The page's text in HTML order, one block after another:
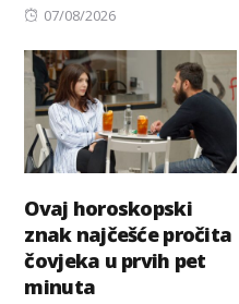
Posted
07/08/2026
Ovaj horoskopski
znak najčešće pročita
čovjeka u prvih pet
minuta